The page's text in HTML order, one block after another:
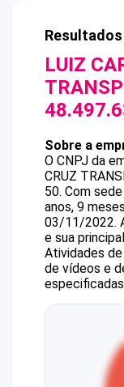
LUIZ
Sobre a
O CNPJ da
CRUZ
50. Com sede
anos, 9
03/11/2022.
e sua
Atividades
de vídeos e